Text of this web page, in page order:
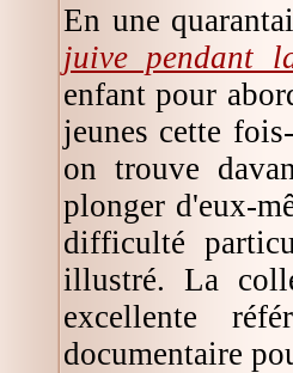
En une
juive pendant
enfant pour
jeunes cette
on trouve
plonger d'eux-
difficulté
illustré. La
excellente
documentaire